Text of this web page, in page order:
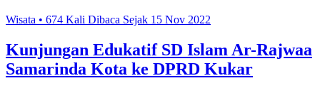
Wisata • 674 Kali Dibaca Sejak 15 Nov 2022
Kunjungan Edukatif SD Islam Ar-Rajwaa
Samarinda Kota ke DPRD Kukar